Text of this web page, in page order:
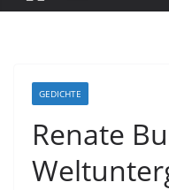
GEDICHTE
Renate